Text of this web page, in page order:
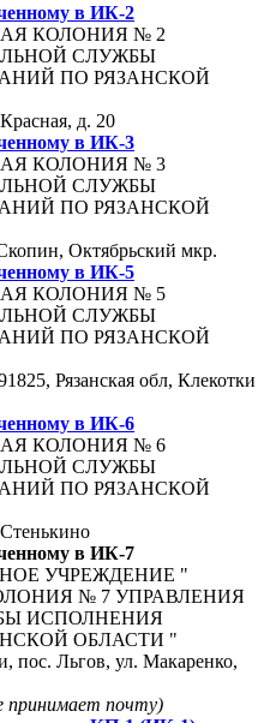
в ИК-2
КОЛОНИЯ № 2
СЛУЖБЫ
ПО РЯЗАНСКОЙ
д. 20
в ИК-3
КОЛОНИЯ № 3
СЛУЖБЫ
ПО РЯЗАНСКОЙ
Октябрьский мкр.
в ИК-5
КОЛОНИЯ № 5
СЛУЖБЫ
ПО РЯЗАНСКОЙ
Рязанская обл, Клекотки
в ИК-6
КОЛОНИЯ № 6
СЛУЖБЫ
ПО РЯЗАНСКОЙ
в ИК-7
УЧРЕЖДЕНИЕ "
№ 7 УПРАВЛЕНИЯ
ИСПОЛНЕНИЯ
ОБЛАСТИ "
пос. Льгов, ул. Макаренко,
принимает почту)